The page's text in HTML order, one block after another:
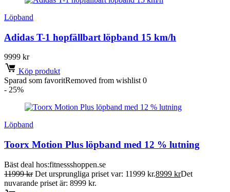
Löpband
Adidas T-1 hopfällbart löpband 15 km/h
9999 kr
Köp produkt
Sparad som favoritRemoved from wishlist 0
- 25%
Löpband
Toorx Motion Plus löpband med 12 % lutning
Bäst deal hos:fitnessshoppen.se
11999kr Det ursprungliga priset var: 11999 kr.8999 krDet
nuvarande priset är: 8999 kr.